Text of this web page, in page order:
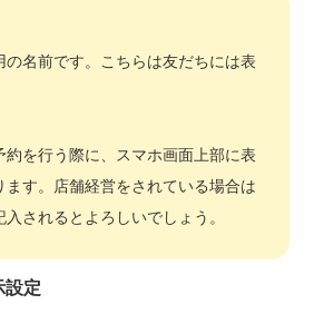
の名前です。こちらは友だちには表
約を行う際に、スマホ画面上部に表
ます。店舗経営をされている場合は
されるとよろしいでしょう。
設定